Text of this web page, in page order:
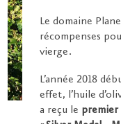
Le domaine
récompenses
vierge.
L’année 2018
effet, l’huile
a reçu le premier